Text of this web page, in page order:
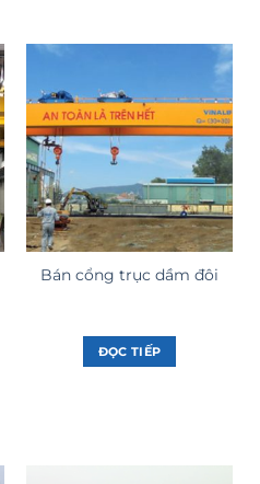
Bán cổng trục dầm đôi
ĐỌC TIẾP